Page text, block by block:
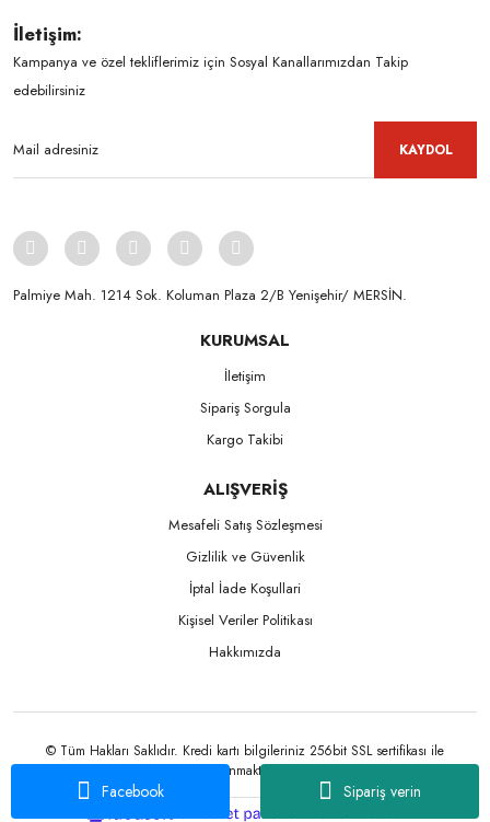
Sipariş verin
Facebook
İletişim:
Kampanya ve özel tekliflerimiz için Sosyal Kanallarımızdan Takip
edebilirsiniz
KAYDOL
Palmiye Mah. 1214 Sok. Koluman Plaza 2/B Yenişehir/ MERSİN.ㅤㅤㅤㅤㅤㅤㅤㅤㅤㅤㅤㅤㅤㅤㅤㅤㅤㅤㅤㅤㅤㅤㅤㅤㅤㅤㅤㅤㅤㅤㅤㅤㅤㅤㅤ ㅤㅤㅤㅤㅤㅤㅤㅤㅤㅤ
KURUMSAL
İletişim
Sipariş Sorgula
Kargo Takibi
ALIŞVERİŞ
Mesafeli Satış Sözleşmesi
Gizlilik ve Güvenlik
İptal İade Koşullari
Kişisel Veriler Politikası
Hakkımızda
© Tüm Hakları Saklıdır. Kredi kartı bilgileriniz 256bit SSL sertifikası ile
korunmaktadır.